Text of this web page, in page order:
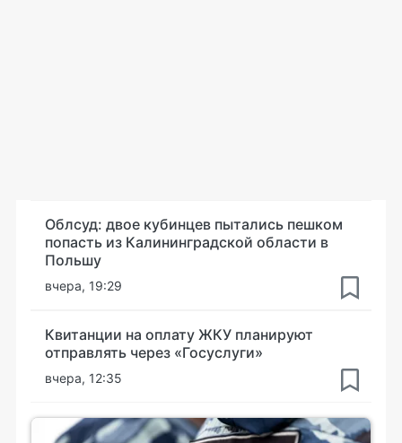
Облсуд: двое кубинцев пытались пешком
попасть из Калининградской области в
Польшу
вчера, 19:29
Квитанции на оплату ЖКУ планируют
отправлять через «Госуслуги»
вчера, 12:35